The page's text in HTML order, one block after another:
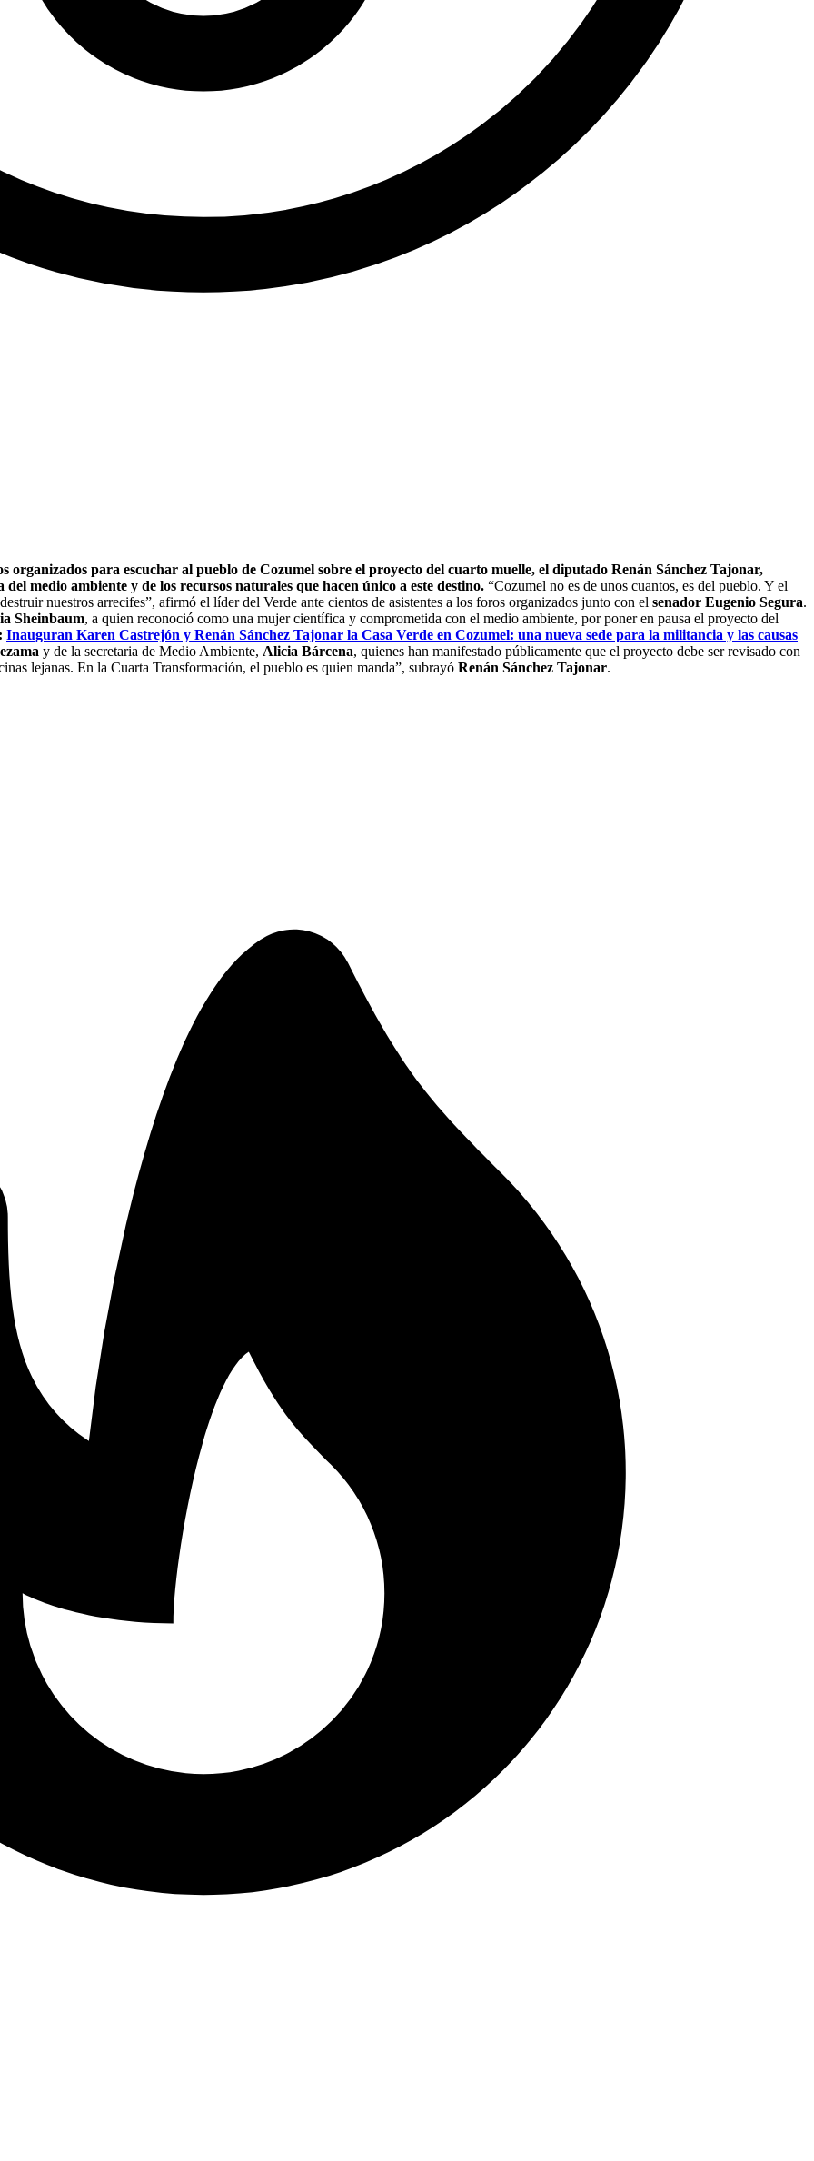
organizados para escuchar al pueblo de Cozumel sobre el proyecto del cuarto muelle, el diputado Renán Sánchez Tajonar,
medio ambiente y de los recursos naturales que hacen único a este destino. “Cozumel no es de unos cuantos, es del pueblo. Y el
nuestros arrecifes”, afirmó el líder del Verde ante cientos de asistentes a los foros organizados junto con el senador Eugenio Segura.
Sheinbaum, a quien reconoció como una mujer científica y comprometida con el medio ambiente, por poner en pausa el proyecto del
Inauguran Karen Castrejón y Renán Sánchez Tajonar la Casa Verde en Cozumel: una nueva sede para la militancia y las causas
y de la secretaria de Medio Ambiente, Alicia Bárcena, quienes han manifestado públicamente que el proyecto debe ser revisado con
lejanas. En la Cuarta Transformación, el pueblo es quien manda”, subrayó Renán Sánchez Tajonar.